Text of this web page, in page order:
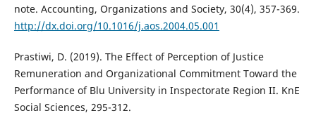
note. Accounting, Organizations and Society, 30(4), 357-369.
http://dx.doi.org/10.1016/j.aos.2004.05.001
Prastiwi, D. (2019). The Effect of Perception of Justice
Remuneration and Organizational Commitment Toward the
Performance of Blu University in Inspectorate Region II. KnE
Social Sciences, 295-312.